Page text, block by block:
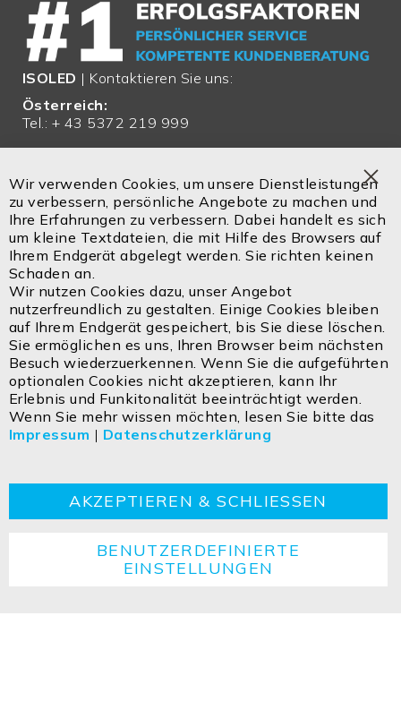
ISOLED | Kontaktieren Sie uns:
Österreich:
Tel.: + 43 5372 219 999
Deutschland:
Tel.: + 49 810 48 999 200
Email:office@isoled.de
Email:info@isoled.shop
www.isoled.shop
ISOLED FIAI Handels GmbH
Egerbach 48
A-6334 SCHWOICH
AGBsCookieRetourenEntsorgungshinweise
Copyright ©2026 ISOLED FIAI Handels GmbH All
Bar
Wir verwenden Cookies, um unsere Dienstleistungen
zu verbessern, persönliche Angebote zu machen und
Ihre Erfahrungen zu verbessern. Dabei handelt es sich
um kleine Textdateien, die mit Hilfe des Browsers auf
Ihrem Endgerät abgelegt werden. Sie richten keinen
Schaden an.
Wir nutzen Cookies dazu, unser Angebot
nutzerfreundlich zu gestalten. Einige Cookies bleiben
auf Ihrem Endgerät gespeichert, bis Sie diese löschen.
Sie ermöglichen es uns, Ihren Browser beim nächsten
Besuch wiederzuerkennen. Wenn Sie die aufgeführten
optionalen Cookies nicht akzeptieren, kann Ihr
Erlebnis und Funkitonalität beeinträchtigt werden.
Wenn Sie mehr wissen möchten, lesen Sie bitte das
Impressum | Datenschutzerklärung
AKZEPTIEREN & SCHLIESSEN
BENUTZERDEFINIERTE
EINSTELLUNGEN